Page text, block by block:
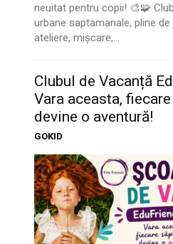
neuitat pentru copii! 🎨🧩
urbane saptamanale, pline
ateliere, mișcare,...
Clubul de Vacanță
Vara aceasta,
devine o aventură!
GOKID